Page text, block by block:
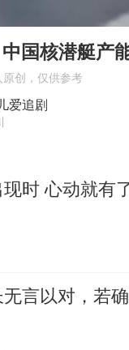
杭州全
36岁男
老挝国
国核潜艇产
原创，仅供参考
爱追剧
时 心动就有
言以对，若